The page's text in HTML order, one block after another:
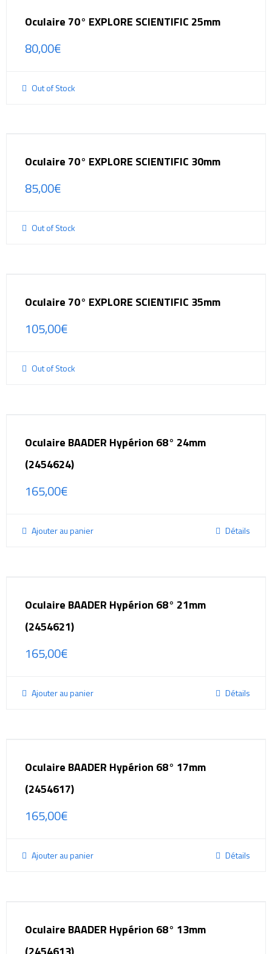
Oculaire 70° EXPLORE SCIENTIFIC 25mm
80,00€
Out of Stock
Oculaire 70° EXPLORE SCIENTIFIC 30mm
85,00€
Out of Stock
Oculaire 70° EXPLORE SCIENTIFIC 35mm
105,00€
Out of Stock
Oculaire BAADER Hypérion 68° 24mm
(2454624)
165,00€
Ajouter au panier Détails
Oculaire BAADER Hypérion 68° 21mm
(2454621)
165,00€
Ajouter au panier Détails
Oculaire BAADER Hypérion 68° 17mm
(2454617)
165,00€
Ajouter au panier Détails
Oculaire BAADER Hypérion 68° 13mm